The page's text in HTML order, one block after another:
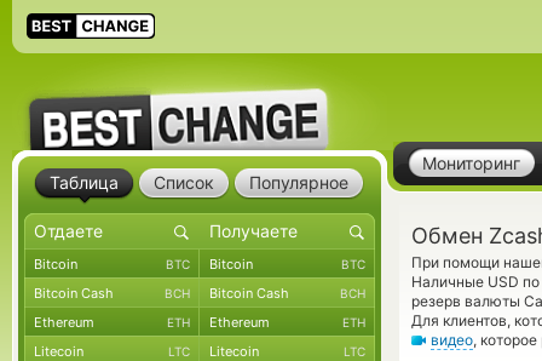
Мониторинг
Обмен
При помощи
Наличные USD
резерв валюты
Для клиентов,
видео,
Таблица Список Популярное
Bitcoin BTC Bitcoin BTC
Bitcoin Cash BCH Bitcoin Cash BCH
Ethereum ETH Ethereum ETH
Litecoin LTC Litecoin LTC